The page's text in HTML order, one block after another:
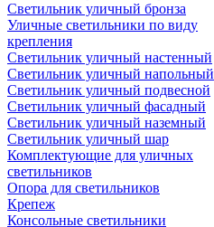
Светильник уличный бронза
Уличные светильники по виду
крепления
Светильник уличный настенный
Светильник уличный напольный
Светильник уличный подвесной
Светильник уличный фасадный
Светильник уличный наземный
Cветильник уличный шар
Комплектующие для уличных
светильников
Опора для светильников
Крепеж
Консольные светильники